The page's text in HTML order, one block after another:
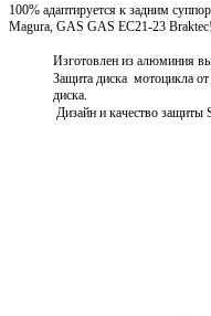
100% адаптируется к задним
Magura, GAS GAS EC21-23 Braktec!
Изготовлен из алюминия
Защита диска мотоцикла
диска.
Дизайн и качество защиты